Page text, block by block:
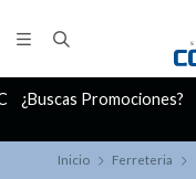
¿Buscas Promociones?
Inicio Ferreteria